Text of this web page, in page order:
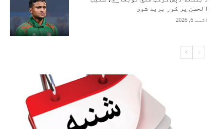
الحسن پر کور برید شوی
اګست 6, 2026